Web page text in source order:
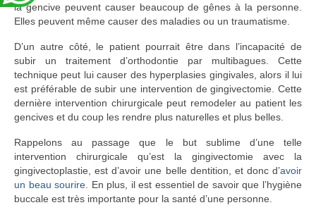
la gencive peuvent causer beaucoup de gênes à la personne.
Elles peuvent même causer des maladies ou un traumatisme.
D’un autre côté, le patient pourrait être dans l’incapacité de
subir un traitement d’orthodontie par multibagues. Cette
technique peut lui causer des hyperplasies gingivales, alors il lui
est préférable de subir une intervention de gingivectomie. Cette
dernière intervention chirurgicale peut remodeler au patient les
gencives et du coup les rendre plus naturelles et plus belles.
Rappelons au passage que le but sublime d’une telle
intervention chirurgicale qu’est la gingivectomie avec la
gingivectoplastie, est d’avoir une belle dentition, et donc d’avoir
un beau sourire . En plus, il est essentiel de savoir que l’hygiène
buccale est très importante pour la santé d’une personne.